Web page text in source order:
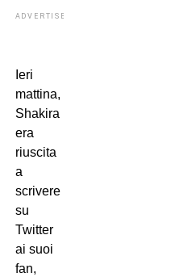
ADVERTISEMENT
Ieri
mattina,
Shakira
era
riuscita
a
scrivere
su
Twitter
ai suoi
fan,